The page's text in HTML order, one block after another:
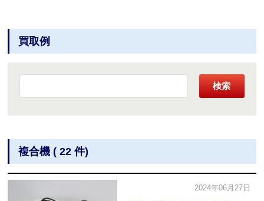
買取例
検索
複合機 ( 22 件)
2024年06月27日